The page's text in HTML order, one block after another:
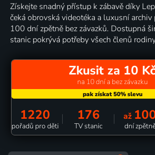
Získejte snadný přístup k zábavě díky
čeká obrovská videotéka a luxusní
100 dní zpětně bez závazků. Dostupná
stanic pokrývá potřeby všech členů
Zkusit za 10
na 10 dní a bez závazku
1220
pořadů pro děti
176
TV stanic
až
dní